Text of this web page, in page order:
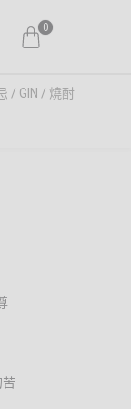
0
/ GIN / 燒酎